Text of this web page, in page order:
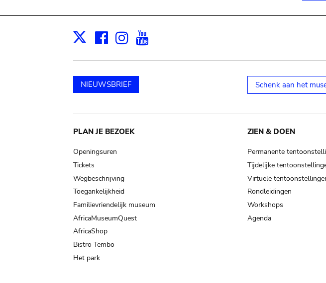
X Facebook
Instagram
NIEUWSBRIEF Schenk aan het
Main
navigation
PLAN JE BEZOEK
Openingsuren
Tickets
Wegbeschrijving
Toegankelijkheid
Familievriendelijk museum
AfricaMuseumQuest
AfricaShop
Bistro Tembo
Het park
ZIEN & DOEN
Permanente
Tijdelijke
Virtuele
Rondleidingen
Workshops
Agenda